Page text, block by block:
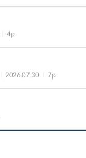
4p
2026.07.30 7p